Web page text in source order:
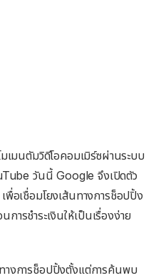
เมนตัมวิดีโอคอมเมิร์ซผ่านระบบ
วันนี้ Google จึงเปิดตัว
อเชื่อมโยงเส้นทางการช็อปปิ้ง
รชำระเงินให้เป็นเรื่องง่าย
างการช็อปปิ้งตั้งแต่การค้นพบ